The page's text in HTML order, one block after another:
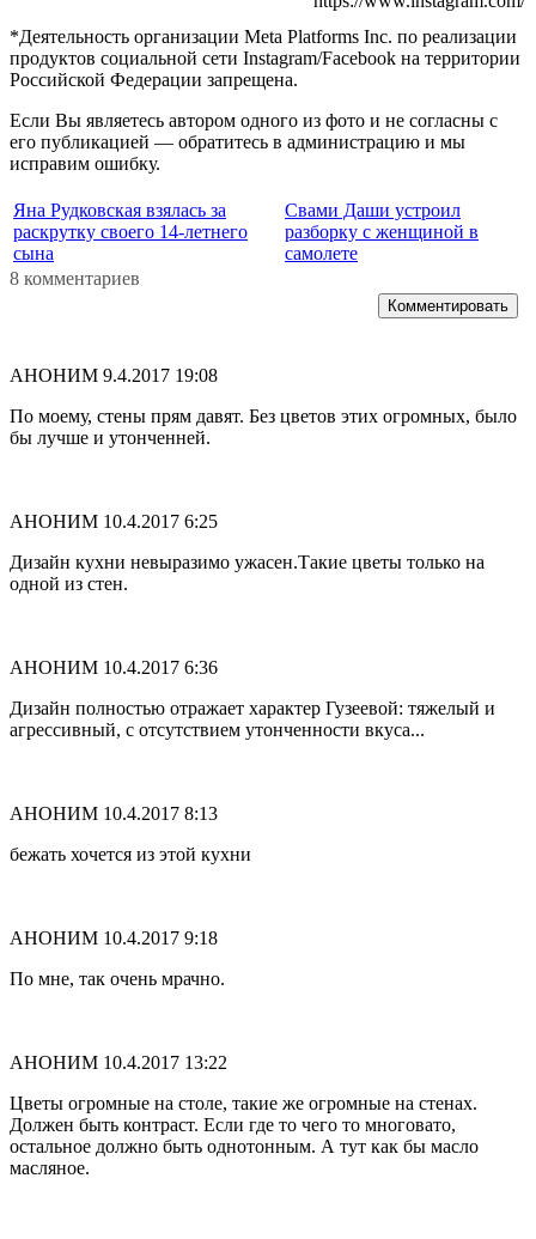
*Деятельность организации Meta Platforms Inc. по реализации
продуктов социальной сети Instagram/Facebook на территории
Российской Федерации запрещена.
Если Вы являетесь автором одного из фото и не согласны с
его публикацией — обратитесь в администрацию и мы
исправим ошибку.
Яна Рудковская взялась за
раскрутку своего 14-летнего
сына
Свами Даши устроил
разборку с женщиной в
самолете
8 комментариев
Комментировать
АНОНИМ 9.4.2017 19:08
По моему, стены прям давят. Без цветов этих огромных, было
бы лучше и утонченней.
АНОНИМ 10.4.2017 6:25
Дизайн кухни невыразимо ужасен.Такие цветы только на
одной из стен.
АНОНИМ 10.4.2017 6:36
Дизайн полностью отражает характер Гузеевой: тяжелый и
агрессивный, с отсутствием утонченности вкуса...
АНОНИМ 10.4.2017 8:13
бежать хочется из этой кухни
АНОНИМ 10.4.2017 9:18
По мне, так очень мрачно.
АНОНИМ 10.4.2017 13:22
Цветы огромные на столе, такие же огромные на стенах.
Должен быть контраст. Если где то чего то многовато,
остальное должно быть однотонным. А тут как бы масло
масляное.